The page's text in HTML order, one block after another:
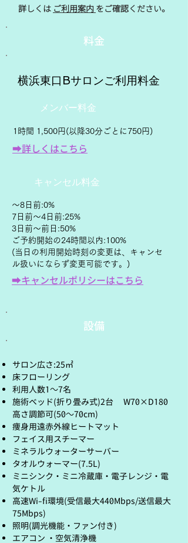
詳しくは ご利用案内 をご確認ください。
料金
​横浜東口Bサロンご利用料金
メンバー料金
1時間 1,500円(以降30分ごとに750円)
➡詳しくはこちら
キャンセル料金
～8日前:0%
7日前～4日前:25%
3日前〜前日:50%
ご予約開始の24時間以内:100%
​​(当日の利用開始時刻の変更は、キャンセ
ル扱いにならず変更可能です。)
➡キャンセルポリシーはこちら
設備
サロン広さ:25㎡
床フローリング
利用人数1～7名
施術ベッド(折り畳み式)2台 W70×D180
高さ調節可(50～70cm)
痩身用遠赤外線ヒートマット
フェイス用スチーマー
ミネラルウォーターサーバー
​タオルウォーマー(7.5L)
ミニシンク・ミニ冷蔵庫・電子レンジ・電
気ケトル
高速Wi-fi環境(受信最大440Mbps/送信最大
75Mbps)
照明(調光機能・ファン付き)
エアコン ・空気清浄機